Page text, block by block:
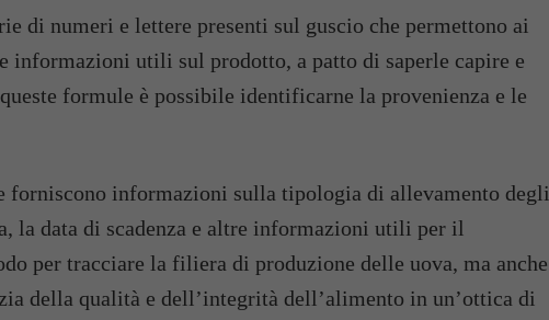
di numeri e lettere presenti sul guscio che permettono ai
informazioni utili sul prodotto, a patto di saperle capire e
formule è possibile identificarne la provenienza e le
forniscono informazioni sulla tipologia di allevamento degli
la data di scadenza e altre informazioni utili per il
per tracciare la filiera di produzione delle uova, ma anche
della qualità e dell’integrità dell’alimento in un’ottica di